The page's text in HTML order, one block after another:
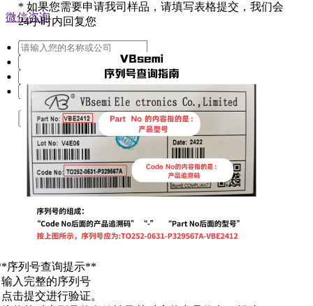
微信咨询
* 如果您需要申请我司样品，请填写表格提交，我们会
24小时内回复您
提交
序列号查询提示**
输入完整的序列号
点击提交进行验证。